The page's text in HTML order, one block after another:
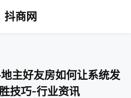
抖商网
主好友房如何让系统发
技巧-行业资讯